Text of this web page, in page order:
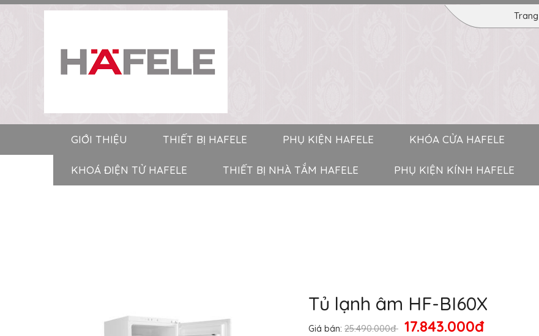
GIỚI THIỆU THIẾT BỊ HAFELE PHỤ KIỆN HAFELE KHÓA CỬA HAFELE
KHOÁ ĐIỆN TỬ HAFELE THIẾT BỊ NHÀ TẮM HAFELE PHỤ KIỆN KÍNH HAFELE
Tủ lạnh âm HF-BI60X
Giá bán: 25.490.000đ 17.843.000đ